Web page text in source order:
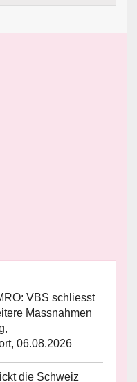
VBS schliesst
Massnahmen
06.08.2026
die Schweiz